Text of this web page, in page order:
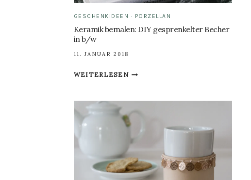
GESCHENKIDEEN · PORZELLAN
Keramik bemalen: DIY gesprenkelter Becher
in b/w
11. JANUAR 2018
WEITERLESENKERAMIK
BECHER
B/W